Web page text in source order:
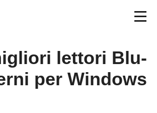
lettori Blu-
per Windows